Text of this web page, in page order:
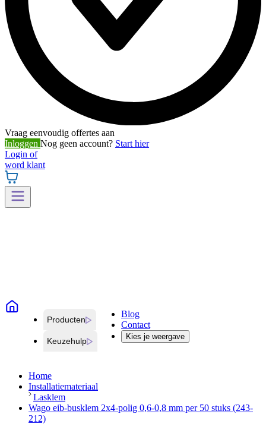
Vraag eenvoudig offertes aan
Inloggen Nog geen account? Start hier
Login of
word klant
Producten
Keuzehulp
Blog
Contact
Kies je weergave
Home
Installatiemateriaal
Lasklem
Wago eib-busklem 2x4-polig 0,6-0,8 mm per 50 stuks (243-
212)